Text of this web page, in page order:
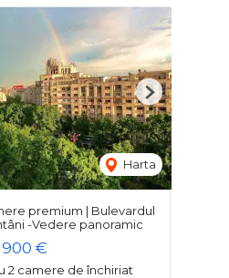
Harta
Next
premium | Bulevardul
-Vedere panoramic
900 €
2 camere de închiriat